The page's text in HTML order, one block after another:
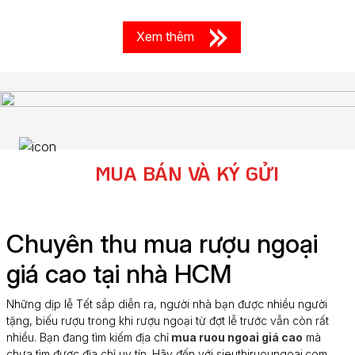
Xem thêm
MUA BÁN VÀ KÝ GỬI
Chuyên thu mua rượu ngoại
giá cao tại nhà HCM
Những dịp lễ Tết sắp diễn ra, người nhà bạn được nhiều người
tặng, biếu rượu trong khi rượu ngoại từ đợt lễ trước vẫn còn rất
nhiều. Bạn đang tìm kiếm địa chỉ mua ruou ngoai giá cao mà